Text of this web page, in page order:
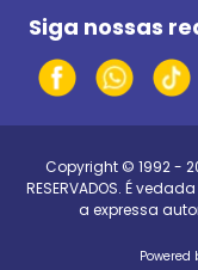
Siga nossas
Copyright © 1992 -
RESERVADOS. É
a expressa
Powered